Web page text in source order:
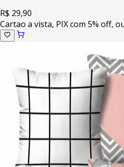
R$ 29,90
Cartao a vista, PIX com 5% off,